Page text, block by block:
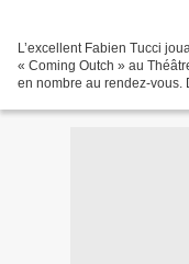
L’excellent Fabien Tucci
« Coming Outch » au
en nombre au rendez-vous.